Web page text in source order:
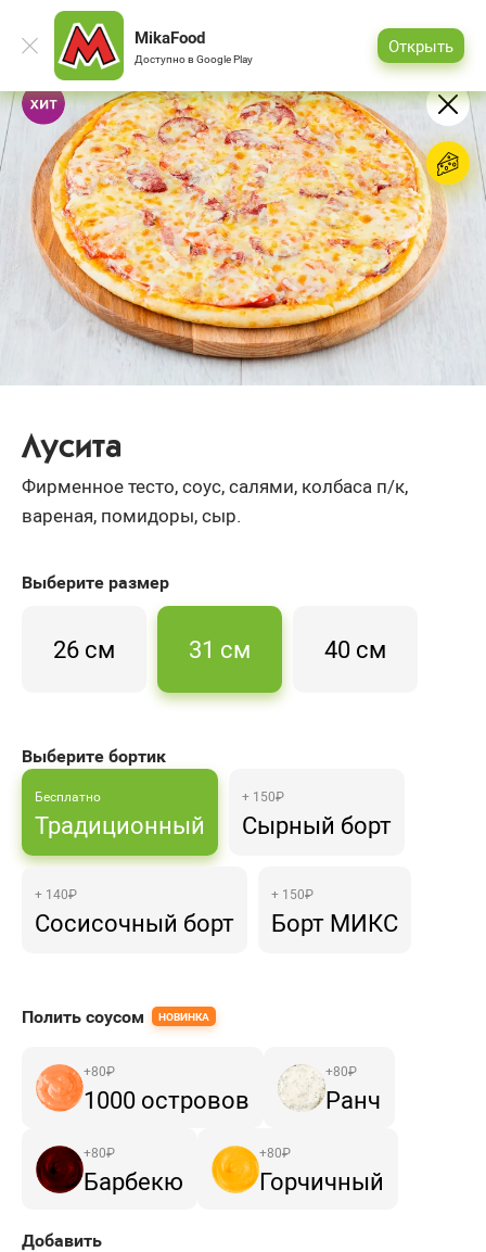
MikaFood
Доступно вGoogle Play
Открыть
Лусита
Фирменное тесто, соус, салями, колбаса п/к,
вареная, помидоры, сыр.
Выберитеразмер
26 см 31 см 40 см
Выберите бортик
Бесплатно
Традиционный
+ 150₽
Сырный борт
+ 140₽
Сосисочный борт
+ 150₽
Борт МИКС
Полить соусом НОВИНКА
+80₽
1000 островов
+80₽
Ранч
+80₽
Барбекю
+80₽
Горчичный
Добавить